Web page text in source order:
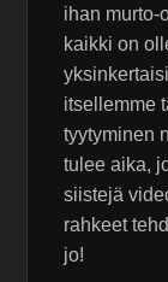
ihan murto-
kaikki on
itsellemme
tyytyminen
tulee aika,
siistejä
rahkeet
jo!